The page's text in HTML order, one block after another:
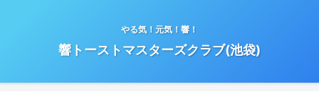
やる気！元気！響！
響トーストマスターズクラブ(池袋)